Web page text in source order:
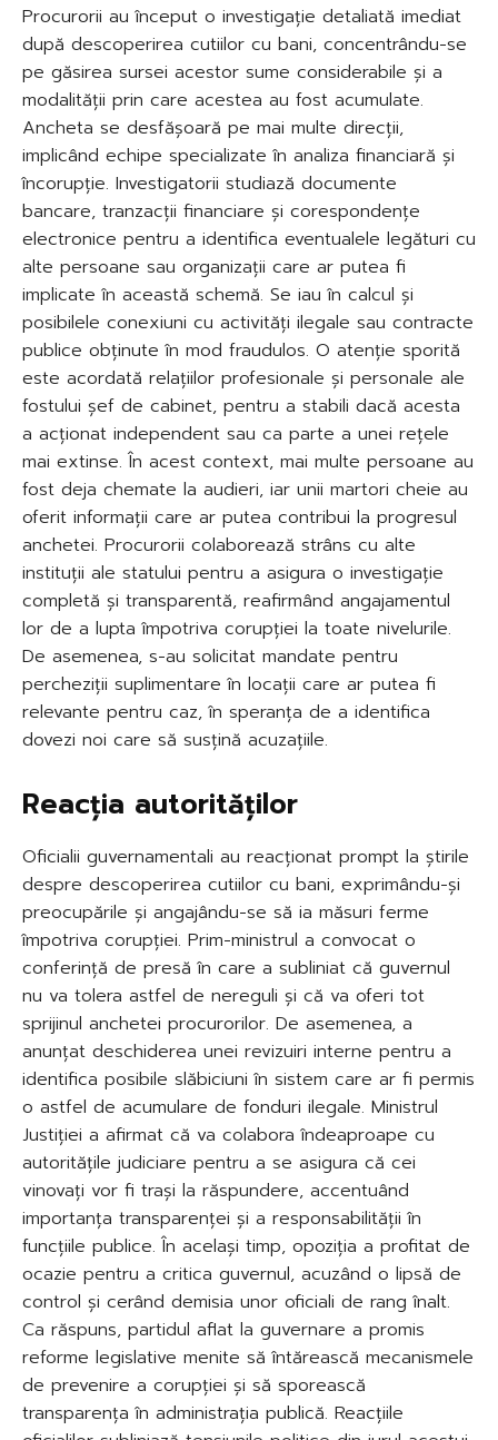
Procurorii au început o investigație detaliată imediat
după descoperirea cutiilor cu bani, concentrându-se
pe găsirea sursei acestor sume considerabile și a
modalității prin care acestea au fost acumulate.
Ancheta se desfășoară pe mai multe direcții,
implicând echipe specializate în analiza financiară și
încorupție. Investigatorii studiază documente
bancare, tranzacții financiare și corespondențe
electronice pentru a identifica eventualele legături cu
alte persoane sau organizații care ar putea fi
implicate în această schemă. Se iau în calcul și
posibilele conexiuni cu activități ilegale sau contracte
publice obținute în mod fraudulos. O atenție sporită
este acordată relațiilor profesionale și personale ale
fostului șef de cabinet, pentru a stabili dacă acesta
a acționat independent sau ca parte a unei rețele
mai extinse. În acest context, mai multe persoane au
fost deja chemate la audieri, iar unii martori cheie au
oferit informații care ar putea contribui la progresul
anchetei. Procurorii colaborează strâns cu alte
instituții ale statului pentru a asigura o investigație
completă și transparentă, reafirmând angajamentul
lor de a lupta împotriva corupției la toate nivelurile.
De asemenea, s-au solicitat mandate pentru
percheziții suplimentare în locații care ar putea fi
relevante pentru caz, în speranța de a identifica
dovezi noi care să susțină acuzațiile.
Reacția autorităților
Oficialii guvernamentali au reacționat prompt la ştirile
despre descoperirea cutiilor cu bani, exprimându-și
preocupările și angajându-se să ia măsuri ferme
împotriva corupției. Prim-ministrul a convocat o
conferință de presă în care a subliniat că guvernul
nu va tolera astfel de nereguli și că va oferi tot
sprijinul anchetei procurorilor. De asemenea, a
anunțat deschiderea unei revizuiri interne pentru a
identifica posibile slăbiciuni în sistem care ar fi permis
o astfel de acumulare de fonduri ilegale. Ministrul
Justiției a afirmat că va colabora îndeaproape cu
autoritățile judiciare pentru a se asigura că cei
vinovați vor fi trași la răspundere, accentuând
importanța transparenței și a responsabilității în
funcțiile publice. În același timp, opoziția a profitat de
ocazie pentru a critica guvernul, acuzând o lipsă de
control și cerând demisia unor oficiali de rang înalt.
Ca răspuns, partidul aflat la guvernare a promis
reforme legislative menite să întărească mecanismele
de prevenire a corupției și să sporească
transparența în administrația publică. Reacțiile